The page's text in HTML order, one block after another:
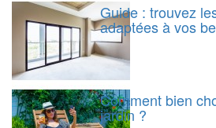
Guide : trouvez
adaptées à vos
Comment bien
jardin ?